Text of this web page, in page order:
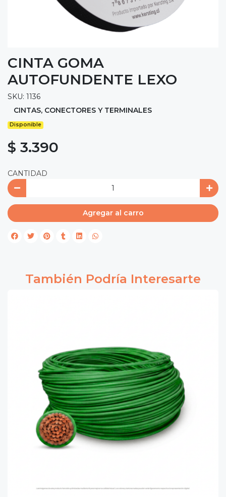
CINTA GOMA
AUTOFUNDENTE LEXO
SKU: 1136
CINTAS, CONECTORES Y TERMINALES
Disponible
$ 3.390
CANTIDAD
Agregar al carro
También Podría Interesarte